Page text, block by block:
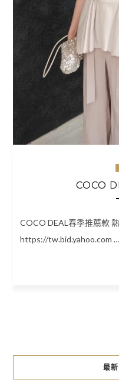
COCO
COCO DEAL春季推薦款
https://tw.bid.yahoo.com …
導
覽
最